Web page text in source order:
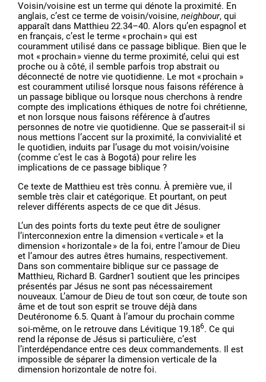
Voisin/voisine est un terme qui dénote la proximité. En
anglais, c’est ce terme de voisin/voisine,neighbour, qui
apparaît dans Matthieu 22.34–40. Alors qu’en espagnol et
en français, c’est le terme « prochain » qui est
couramment utilisé dans ce passage biblique. Bien que le
mot « prochain » vienne du terme proximité, celui qui est
proche ou à côté, il semble parfois trop abstrait ou
déconnecté de notre vie quotidienne. Le mot « prochain »
est couramment utilisé lorsque nous faisons référence à
un passage biblique ou lorsque nous cherchons à rendre
compte des implications éthiques de notre foi chrétienne,
et non lorsque nous faisons référence à d’autres
personnes de notre vie quotidienne. Que se passerait-il si
nous mettions l’accent sur la proximité, la convivialité et
le quotidien, induits par l’usage du mot voisin/voisine
(comme c’est le cas à Bogotá) pour relire les
implications de ce passage biblique ?
Ce texte de Matthieu est très connu. À première vue, il
semble très clair et catégorique. Et pourtant, on peut
relever différents aspects de ce que dit Jésus.
L’un des points forts du texte peut être de souligner
l’interconnexion entre la dimension « verticale » et la
dimension « horizontale » de la foi, entre l’amour de Dieu
et l’amour des autres êtres humains, respectivement.
Dans son commentaire biblique sur ce passage de
Matthieu, Richard B. Gardner1 soutient que les principes
présentés par Jésus ne sont pas nécessairement
nouveaux. L’amour de Dieu de tout son cœur, de toute son
âme et de tout son esprit se trouve déjà dans
Deutéronome 6.5. Quant à l’amour du prochain comme
soi-même, on le retrouve dans Lévitique 19.186. Ce qui
rend la réponse de Jésus si particulière, c’est
l’interdépendance entre ces deux commandements. Il est
impossible de séparer la dimension verticale de la
dimension horizontale de notre foi.